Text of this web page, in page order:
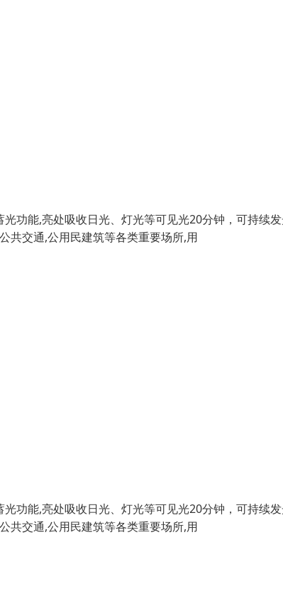
功能,亮处吸收日光、灯光等可见光20分钟，可持续
共交通,公用民建筑等各类重要场所,用
功能,亮处吸收日光、灯光等可见光20分钟，可持续
共交通,公用民建筑等各类重要场所,用